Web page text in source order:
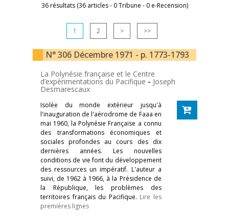
36 résultats (36 articles - 0 Tribune - 0 e-Recension)
1 2 > >>
N° 306 Décembre 1971 - p. 1773-1793
La Polynésie française et le Centre
d’expérimentations du Pacifique - Joseph
Desmarescaux
Isolée du monde extérieur jusqu'à
l'inauguration de l'aérodrome de Faaa en
mai 1960, la Polynésie Française a connu
des transformations économiques et
sociales profondes au cours des dix
dernières années. Les nouvelles
conditions de vie font du développement
des ressources un impératif. L'auteur a
suivi, de 1962 à 1966, à la Présidence de
la République, les problèmes des
territoires français du Pacifique. Lire les
premières lignes